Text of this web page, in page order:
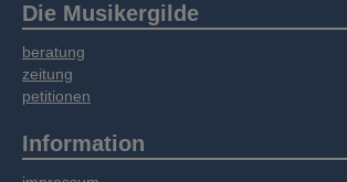
Die Musikergilde
beratung
zeitung
petitionen
Information